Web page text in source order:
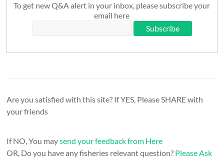
To get new Q&A alert in your inbox, please subscribe your
email here
Are you satisfied with this site? If YES, Please SHARE with
your friends
If NO, You maysend your feedback from Here
OR, Do you have any fisheries relevant question? Please Ask